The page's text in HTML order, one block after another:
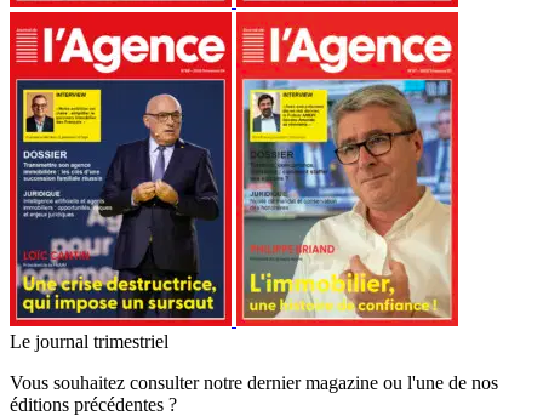
Le journal trimestriel
Vous souhaitez consulter notre dernier magazine ou l'une de nos
éditions précédentes ?